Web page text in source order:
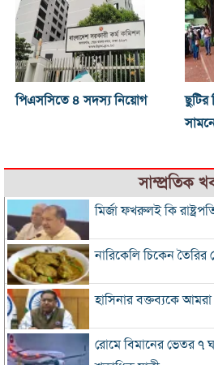
পিএসসিতে ৪ সদস্য নিয়োগ
ছুটির
সাম্প্রতিক
মির্জা ফখরুলই কি
নারিকেলি চিকেন তৈরির
হাসিনার বক্তব্যকে
রোমে বিমানের ভেতর ৭